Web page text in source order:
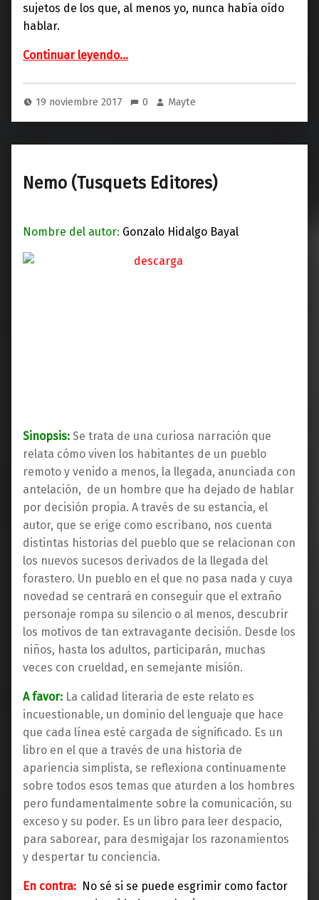
sujetos de los que, al menos yo, nunca había oído
hablar.
Continuar leyendo…
19 noviembre 2017 0 Mayte
Nemo (Tusquets Editores)
Nombre del autor: Gonzalo Hidalgo Bayal
Sinopsis: Se trata de una curiosa narración que
relata cómo viven los habitantes de un pueblo
remoto y venido a menos, la llegada, anunciada con
antelación, de un hombre que ha dejado de hablar
por decisión propia. A través de su estancia, el
autor, que se erige como escribano, nos cuenta
distintas historias del pueblo que se relacionan con
los nuevos sucesos derivados de la llegada del
forastero. Un pueblo en el que no pasa nada y cuya
novedad se centrará en conseguir que el extraño
personaje rompa su silencio o al menos, descubrir
los motivos de tan extravagante decisión. Desde los
niños, hasta los adultos, participarán, muchas
veces con crueldad, en semejante misión.
A favor: La calidad literaria de este relato es
incuestionable, un dominio del lenguaje que hace
que cada línea esté cargada de significado. Es un
libro en el que a través de una historia de
apariencia simplista, se reflexiona continuamente
sobre todos esos temas que aturden a los hombres
pero fundamentalmente sobre la comunicación, su
exceso y su poder. Es un libro para leer despacio,
para saborear, para desmigajar los razonamientos
y despertar tu conciencia.
En contra: No sé si se puede esgrimir como factor